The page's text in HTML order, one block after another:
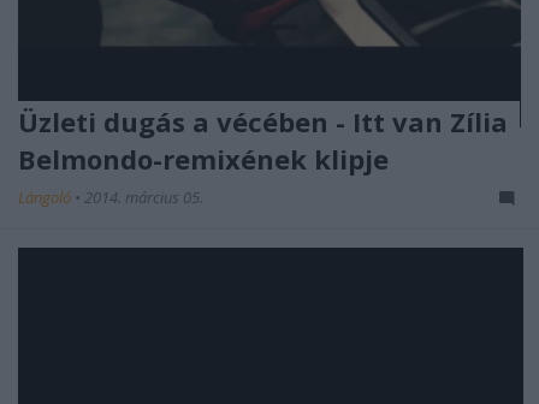
Üzleti dugás a vécében - Itt van Zília
Belmondo-remixének klipje
Lángoló • 2014. március 05.